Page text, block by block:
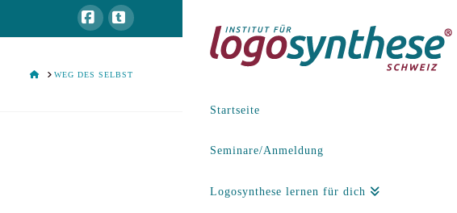
Startseite
Seminare/Anmeldung
Logosynthese lernen für dich
HOMEWEG DES SELBST